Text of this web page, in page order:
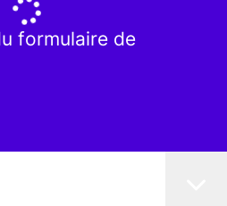
formulaire de